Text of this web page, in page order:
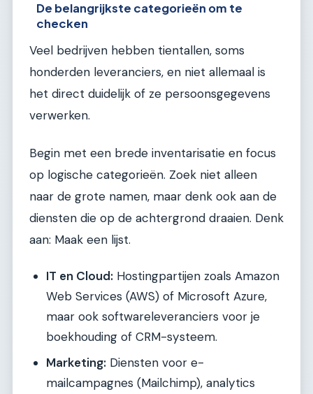
De belangrijkste categorieën om te
checken
Veel bedrijven hebben tientallen, soms
honderden leveranciers, en niet allemaal is
het direct duidelijk of ze persoonsgegevens
verwerken.
Begin met een brede inventarisatie en focus
op logische categorieën. Zoek niet alleen
naar de grote namen, maar denk ook aan de
diensten die op de achtergrond draaien. Denk
aan: Maak een lijst.
IT en Cloud: Hostingpartijen zoals Amazon
Web Services (AWS) of Microsoft Azure,
maar ook softwareleveranciers voor je
boekhouding of CRM-systeem.
Marketing: Diensten voor e-
mailcampagnes (Mailchimp), analytics